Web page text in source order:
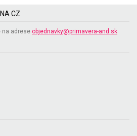
CZ
na adrese objednavky@primavera-and.sk